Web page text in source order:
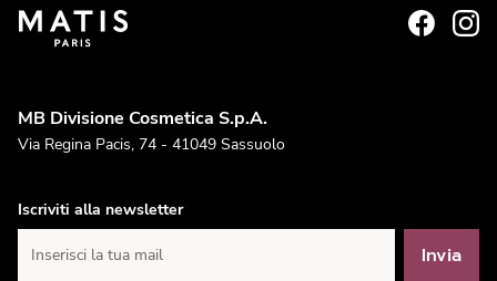
MB Divisione Cosmetica S.p.A.
Via Regina Pacis, 74 - 41049 Sassuolo
Iscriviti alla newsletter
Inserisci la tua mail Invia